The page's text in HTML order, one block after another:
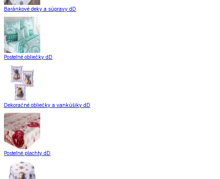
Baránkové deky a súpravy dD
Posteľné obliečky dD
Dekoračné obliečky a vankúšiky dD
Posteľné plachty dD